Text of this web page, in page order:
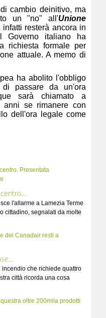
cambio deinitivo, ma
un "no" all'Unione
resterà ancora in
Governo italiano ha
richiesta formale per
attuale. A memo di
ha abolito l'obbligo
passare da un'ora
sarà chiamato a
anni se rimanere con
dell'ora legale come
l'allarme a Lamezia Terme
cittadino, segnalati da molte
incendio che richiede quattro
città ricorda una cosa